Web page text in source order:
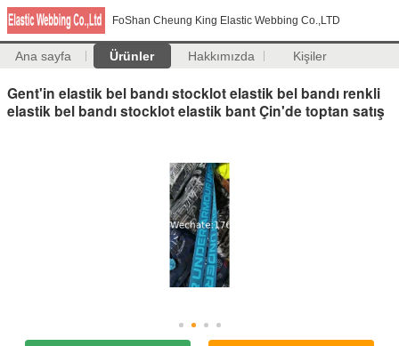
FoShan Cheung King Elastic Webbing Co.,LTD
Ana sayfa Ürünler Hakkımızda Kişiler
Gent'in elastik bel bandı stocklot elastik bel bandı renkli
elastik bel bandı stocklot elastik bant Çin'de toptan satış